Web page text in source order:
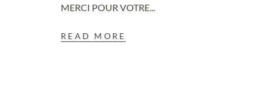
MERCI POUR VOTRE...
READ MORE